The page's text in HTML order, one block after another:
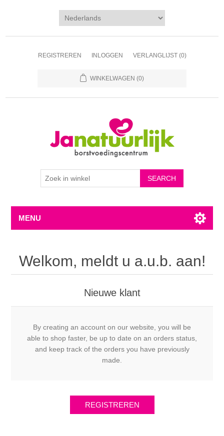
REGISTREREN INLOGGEN VERLANGLIJST (0)
WINKELWAGEN (0)
MENU
Welkom, meldt u a.u.b. aan!
Nieuwe klant
By creating an account on our website, you will be
able to shop faster, be up to date on an orders status,
and keep track of the orders you have previously
made.